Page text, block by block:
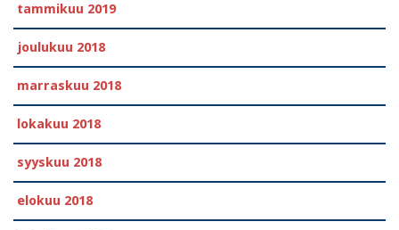
tammikuu 2019
joulukuu 2018
marraskuu 2018
lokakuu 2018
syyskuu 2018
elokuu 2018